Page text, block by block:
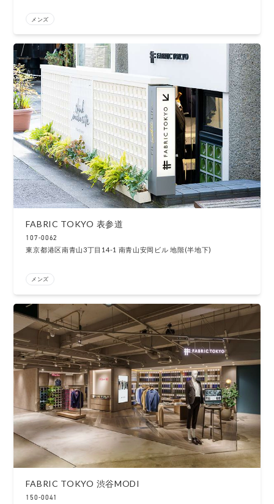
メンズ
FABRIC TOKYO 表参道
107-0062
東京都港区南青山3丁目14-1 南青山安岡ビル 地階(半地下)
メンズ
FABRIC TOKYO 渋谷MODI
150-0041